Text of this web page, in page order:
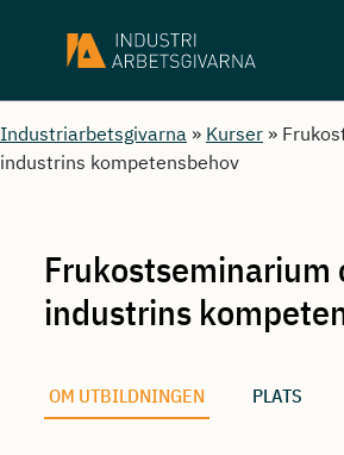
Industriarbetsgivarna » Kurser »
industrins kompetensbehov
Frukostseminarium
industrins
OM UTBILDNINGEN PLATS